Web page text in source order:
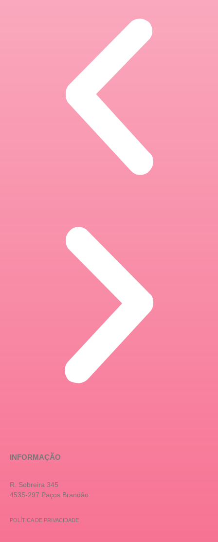
INFORMAÇÃO
R. Sobreira 345
4535-297 Paços Brandão
POLÍTICA DE PRIVACIDADE